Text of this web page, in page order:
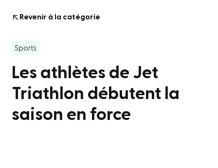
Revenir à la catégorie
Sports
Les athlètes de Jet
Triathlon débutent la
saison en force